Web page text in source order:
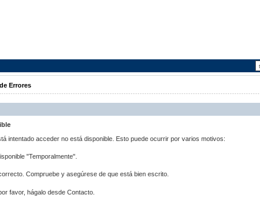
Errores
intentado acceder no está disponible. Esto puede ocurrir por varios motivos:
"Temporalmente".
Compruebe y asegúrese de que está bien escrito.
favor, hágalo desde Contacto.